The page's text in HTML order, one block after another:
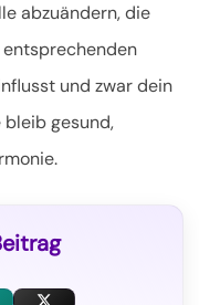
abzuändern, die
und zwar dein
bleib gesund,